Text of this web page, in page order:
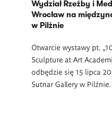
Wydział Rzeźby i
Wrocław na
w Pilźnie
Otwarcie wystawy pt.
Sculpture at Art
odbędzie się 15 lipca
Sutnar Gallery w Pilźnie.